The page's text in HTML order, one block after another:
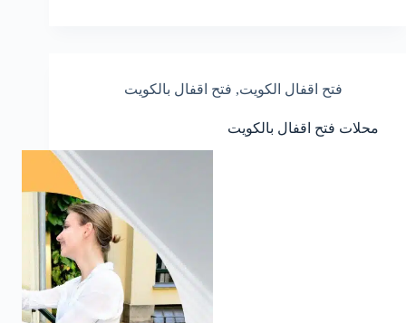
فتح اقفال الكويت, فتح اقفال بالكويت
محلات فتح اقفال بالكويت